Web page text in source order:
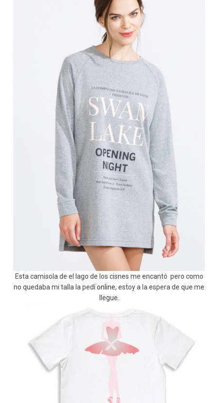
Esta camisola de el lago de los cisnes me encantó pero como
no quedaba mi talla la pedíonline, estoy a la espera de que me
llegue.